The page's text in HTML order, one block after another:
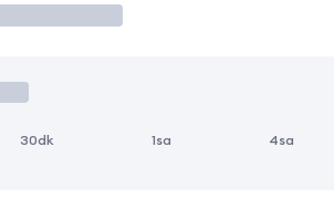
30dk 1sa 4sa